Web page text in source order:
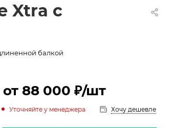
Xtra с
балкой
от 88 000 ₽/шт
Уточняйте у менеджера Хочу дешевле